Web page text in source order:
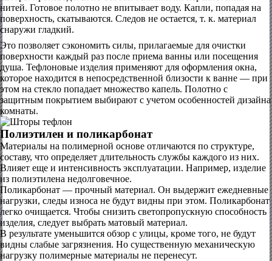
нитей. Готовое полотно не впитывает воду. Капли, попадая на
поверхность, скатываются. Следов не остается, т. к. материал
снаружи гладкий.
Это позволяет сэкономить силы, прилагаемые для очистки
поверхности каждый раз после приема ванны или посещения
душа. Тефлоновые изделия применяют для оформления окна,
которое находится в непосредственной близости к ванне — при
этом на стекло попадает множество капель. Полотно с
защитным покрытием выбирают с учетом особенностей дизайна
комнаты.
Полиэтилен и поликарбонат
Материалы на полимерной основе отличаются по структуре,
составу, что определяет длительность службы каждого из них.
Влияет еще и интенсивность эксплуатации. Например, изделие
из полиэтилена недолговечное.
Поликарбонат — прочный материал. Он выдержит ежедневные
нагрузки, следы износа не будут видны при этом. Поликарбонат
легко очищается. Чтобы снизить светопропускную способность
изделия, следует выбрать матовый материал.
В результате уменьшится обзор с улицы, кроме того, не будут
видны слабые загрязнения. Но существенную механическую
нагрузку полимерные материалы не перенесут.